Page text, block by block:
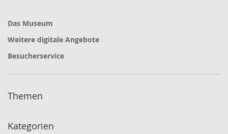
Das Museum
Weitere digitale Angebote
Besucherservice
Themen
Kategorien